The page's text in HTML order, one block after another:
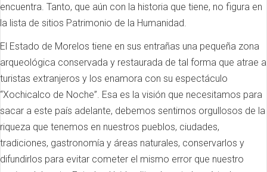
encuentra. Tanto, que aún con la historia que tiene, no figura en
la lista de sitios Patrimonio de la Humanidad.
El Estado de Morelos tiene en sus entrañas una pequeña zona
arqueológica conservada y restaurada de tal forma que atrae a
turistas extranjeros y los enamora con su espectáculo
“Xochicalco de Noche”. Esa es la visión que necesitamos para
sacar a este país adelante, debemos sentirnos orgullosos de la
riqueza que tenemos en nuestros pueblos, ciudades,
tradiciones, gastronomía y áreas naturales, conservarlos y
difundirlos para evitar cometer el mismo error que nuestro